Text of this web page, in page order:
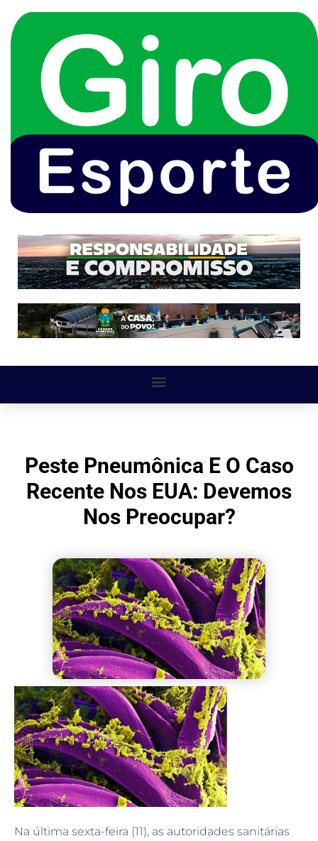
Peste Pneumônica E O Caso
Recente Nos EUA: Devemos
Nos Preocupar?
Na última sexta-feira (11), as autoridades sanitárias